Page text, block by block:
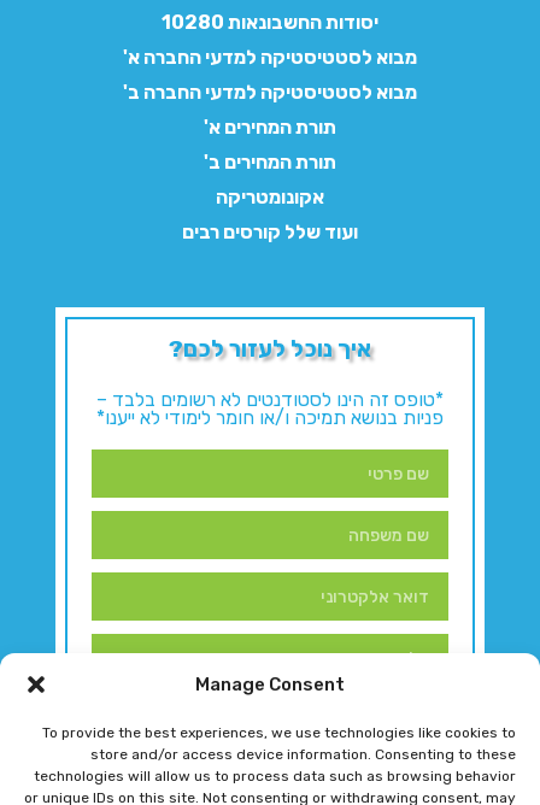
Manage Consent
To provide the best experiences, we use technologies like cookies to
store and/or access device information. Consenting to these
technologies will allow us to process data such as browsing behavior
or unique IDs on this site. Not consenting or withdrawing consent, may
יסודות החשבונאות 10280
מבוא לסטטיסטיקה למדעי החברה א'
מבוא לסטטיסטיקה למדעי החברה ב'
תורת המחירים א'
תורת המחירים ב'
אקונומטריקה
ועוד שלל קורסים רבים
איך נוכל לעזור לכם?
*טופס זה הינו לסטודנטים לא רשומים בלבד –
פניות בנושא תמיכה ו/או חומר לימודי לא ייענו*